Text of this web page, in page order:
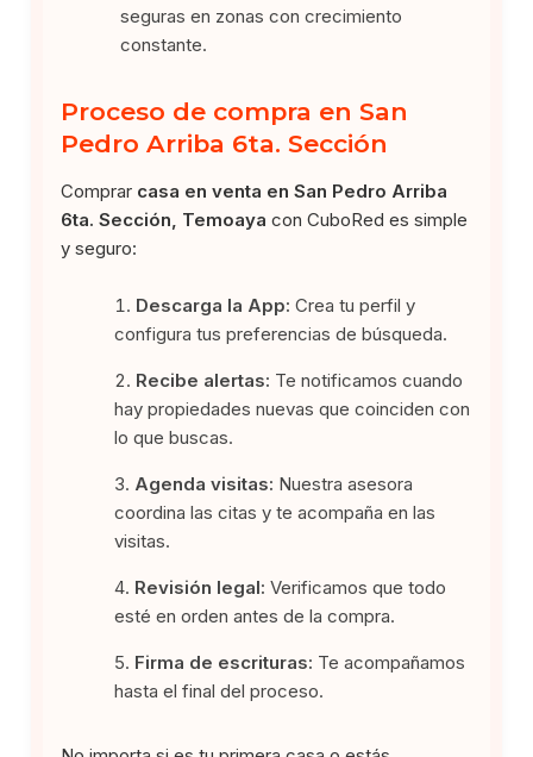
seguras en zonas con crecimiento
constante.
Proceso de compra en San
Pedro Arriba 6ta. Sección
Comprar casa en venta en San Pedro Arriba
6ta. Sección, Temoaya con CuboRed es simple
y seguro:
Descarga la App: Crea tu perfil y
configura tus preferencias de búsqueda.
Recibe alertas: Te notificamos cuando
hay propiedades nuevas que coinciden con
lo que buscas.
Agenda visitas: Nuestra asesora
coordina las citas y te acompaña en las
visitas.
Revisión legal: Verificamos que todo
esté en orden antes de la compra.
Firma de escrituras: Te acompañamos
hasta el final del proceso.